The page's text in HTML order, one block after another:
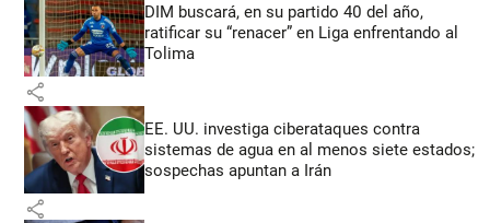
DIM buscará, en su partido 40 del año,
ratificar su “renacer” en Liga enfrentando al
Tolima
share
EE. UU. investiga ciberataques contra
sistemas de agua en al menos siete estados;
sospechas apuntan a Irán
share